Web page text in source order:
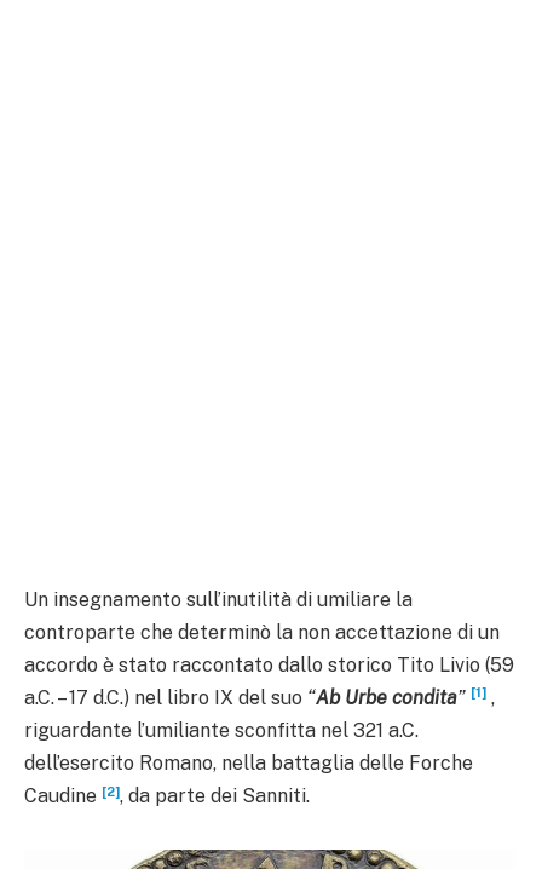
Un insegnamento sull’inutilità di umiliare la
controparte che determinò la non accettazione di un
accordo è stato raccontato dallo storico Tito Livio (59
a.C. – 17 d.C.) nel libro IX del suo “Ab Urbe condita” [1] ,
riguardante l’umiliante sconfitta nel 321 a.C.
dell’esercito Romano, nella battaglia delle Forche
Caudine [2], da parte dei Sanniti.